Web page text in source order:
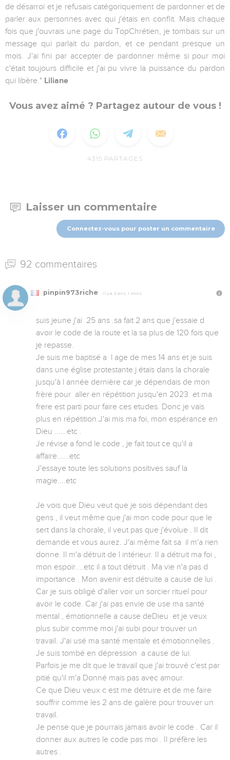
de désarroi et je refusais catégoriquement de pardonner et de
parler aux personnes avec qui j'étais en conflit. Mais chaque
fois que j'ouvrais une page du TopChrétien, je tombais sur un
message qui parlait du pardon, et ce pendant presque un
mois. J'ai fini par accepter de pardonner même si pour moi
c'était toujours difficile et j'ai pu vivre la puissance du pardon
qui libère." Liliane
Vous avez aimé ? Partagez autour de vous !
4315 PARTAGES
Laisser un commentaire
Connectez-vous pour poster un commentaire
92 commentaires
pinpin973riche Il y a 2 ans, 1 mois
suis jeune j'ai  25 ans .sa fait 2 ans que j'essaie d
avoir le code de la route et la sa plus de 120 fois que
je repasse.
Je suis me baptisé a  l age de mes 14 ans et je suis
dans une église protestante j étais dans la chorale
jusqu'à l année dernière car je dépendais de mon
frère pour  aller en répétition jusqu'en 2023  et ma
frere est parti pour faire ces etudes. Donc je vais
plus en répétition.J'ai mis ma foi, mon espérance en
Dieu ......etc .
Je révise a fond le code , je fait tout ce qu'il a
affaire......etc
J'essaye toute les solutions positives sauf la
magie....etc
Je vois que Dieu veut que je sois dépendant des
gens , il veut même que j'ai mon code pour que le
sert dans la chorale, il veut pas que j'évolue . Il dit
demande et vous aurez. J'ai même fait sa  il m'a rien
donne. Il m'a détruit de l intérieur. Il a détruit ma foi ,
mon espoir....etc il a tout détruit . Ma vie n'a pas d
importance . Mon avenir est détruite a cause de lui .
Car je suis obligé d'aller voir un sorcier rituel pour
avoir le code. Car j'ai pas envie de use ma santé
mental , émotionnelle a cause deDieu  et je veux
plus subir comme moi j'ai subi pour trouver un
travail. J'ai usé ma santé mentale et émotionnelles .
Je suis tombé en dépression  a cause de lui.
Parfois je me dit que le travail que j'ai trouvé c'est par
pitié qu'il m'a Donné mais pas avec amour.
Ce que Dieu veux c est me détruire et de me faire
souffrir comme les 2 ans de galère pour trouver un
travail.
Je pense que je pourrais jamais avoir le code . Car il
donner aux autres le code pas moi . Il préfère les
autres .